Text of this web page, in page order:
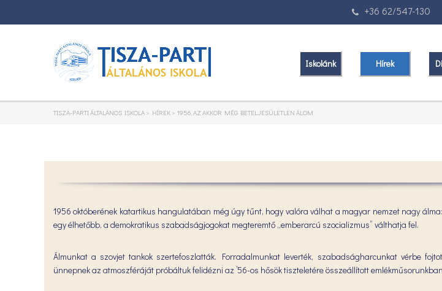
+36 62/547-130
Iskolánk Hírek
TISZA-PARTI ÁLTALÁNOS ISKOLA > HÍREK > 1956, AZ AKKOR MÉG BETELJESÜLETLEN ÁLOM
1956 októberének katartikus hangulatában még úgy tűnt, hogy valóra válhat a magyar nemzet nagy
egy élhetőbb, a demokratikus szabadságjogokat megteremtő „emberarcú szocializmus” válthatja fel.
Álmunkat a szovjet tankok szertefoszlatták. Forradalmunkat leverték, szabadságharcunkat vérbe
ünnepnek az atmoszféráját próbáltuk felidézni az ’56-os hősök tiszteletére összeállított